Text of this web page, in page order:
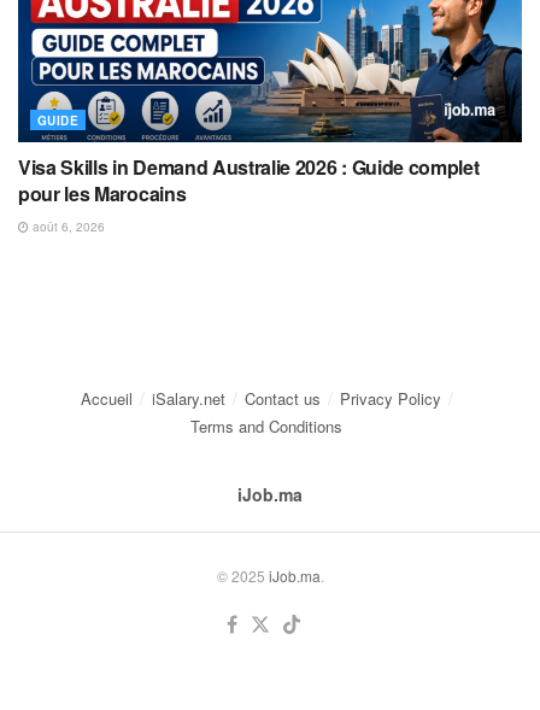
GUIDE
Visa Skills in Demand Australie 2026 : Guide complet
pour les Marocains
août 6, 2026
Accueil iSalary.net Contact us
Privacy Policy
Terms and Conditions
iJob.ma
© 2025 iJob.ma